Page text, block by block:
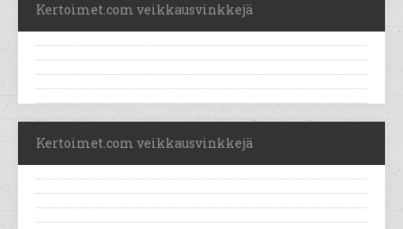
Kertoimet.com veikkausvinkkejä
Kertoimet.com veikkausvinkkejä